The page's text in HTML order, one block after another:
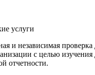
услуги
и независимая проверка
с целью изучения
отчетности.